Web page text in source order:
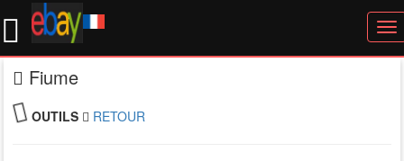
Fiume
OUTILS RETOUR